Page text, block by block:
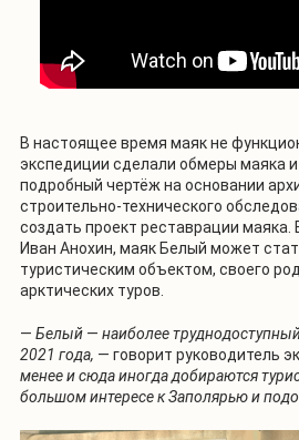
В настоящее время маяк не
экспедиции сделали обмеры маяка
подробный чертёж на основании
строительно-технического
создать проект реставрации маяка.
Иван Анохин, маяк Белый может
туристическим объектом, своего
арктических туров.
— Белый — наиболее
2021 года, — говорит руководитель
менее и сюда иногда добираются
большом интересе к Заполярью и